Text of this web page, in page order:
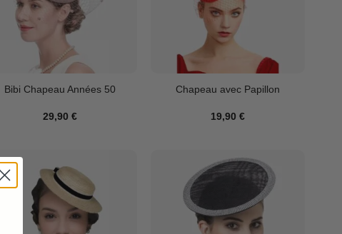
Bibi Chapeau Années 50
29,90 €
Chapeau avec Papillon
19,90€